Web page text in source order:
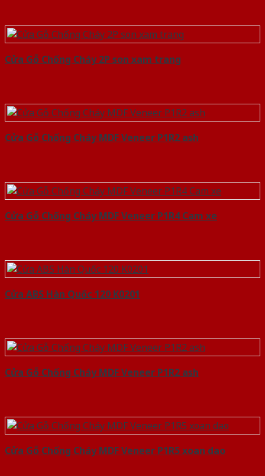
Cửa Gỗ Chống Cháy 2P son xam trang
Cửa Gỗ Chống Cháy MDF Veneer P1R2 ash
Cửa Gỗ Chống Cháy MDF Veneer P1R4 Cam xe
Cửa ABS Hàn Quốc 120 K0201
Cửa Gỗ Chống Cháy MDF Veneer P1R2 ash
Cửa Gỗ Chống Cháy MDF Veneer P1R5 xoan dao